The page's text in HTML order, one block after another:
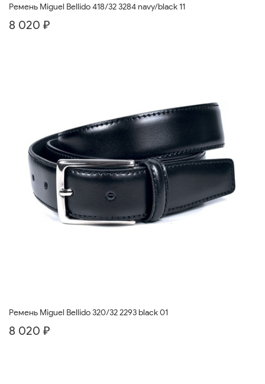
Ремень Miguel Bellido 418/32 3284 navy/black 11
8 020 ₽
Ремень Miguel Bellido 320/32 2293 black 01
8 020 ₽